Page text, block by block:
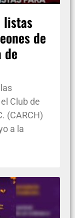
listas
de
de
Club de
(CARCH)
a la